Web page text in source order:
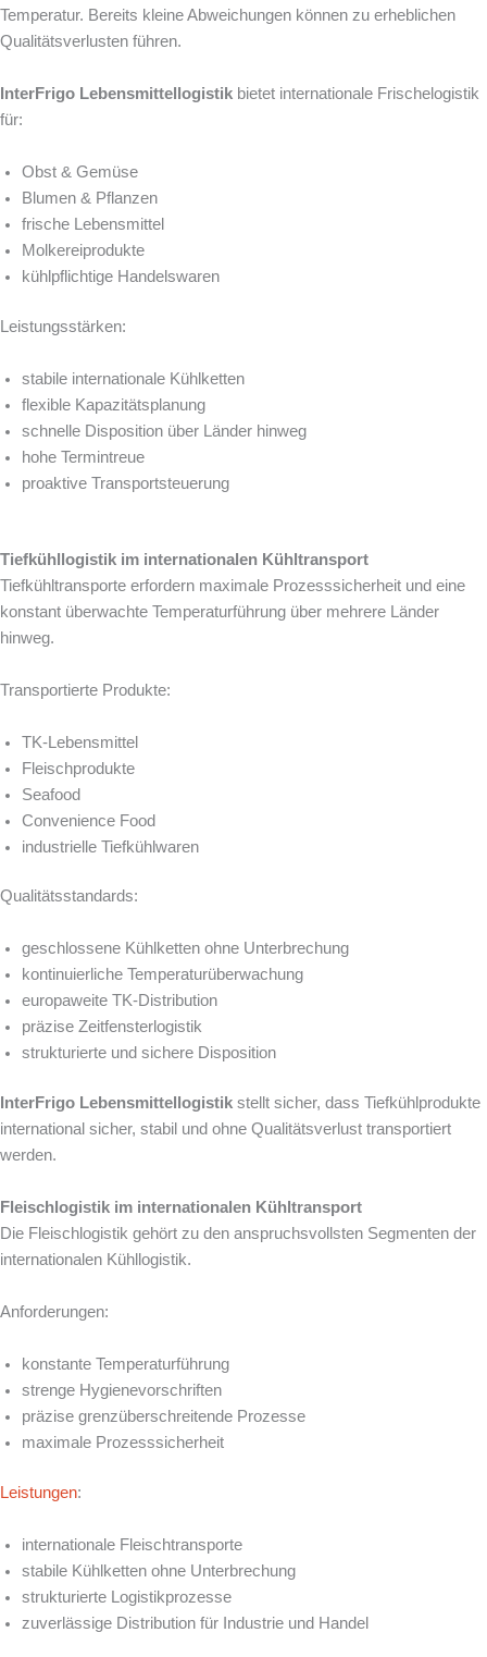
Temperatur. Bereits kleine Abweichungen können zu erheblichen
Qualitätsverlusten führen.
InterFrigo Lebensmittellogistik bietet internationale Frischelogistik
für:
Obst & Gemüse
Blumen & Pflanzen
frische Lebensmittel
Molkereiprodukte
kühlpflichtige Handelswaren
Leistungsstärken:
stabile internationale Kühlketten
flexible Kapazitätsplanung
schnelle Disposition über Länder hinweg
hohe Termintreue
proaktive Transportsteuerung
Tiefkühllogistik im internationalen Kühltransport
Tiefkühltransporte erfordern maximale Prozesssicherheit und eine
konstant überwachte Temperaturführung über mehrere Länder
hinweg.
Transportierte Produkte:
TK-Lebensmittel
Fleischprodukte
Seafood
Convenience Food
industrielle Tiefkühlwaren
Qualitätsstandards:
geschlossene Kühlketten ohne Unterbrechung
kontinuierliche Temperaturüberwachung
europaweite TK-Distribution
präzise Zeitfensterlogistik
strukturierte und sichere Disposition
InterFrigo Lebensmittellogistik stellt sicher, dass Tiefkühlprodukte
international sicher, stabil und ohne Qualitätsverlust transportiert
werden.
Fleischlogistik im internationalen Kühltransport
Die Fleischlogistik gehört zu den anspruchsvollsten Segmenten der
internationalen Kühllogistik.
Anforderungen:
konstante Temperaturführung
strenge Hygienevorschriften
präzise grenzüberschreitende Prozesse
maximale Prozesssicherheit
Leistungen:
internationale Fleischtransporte
stabile Kühlketten ohne Unterbrechung
strukturierte Logistikprozesse
zuverlässige Distribution für Industrie und Handel